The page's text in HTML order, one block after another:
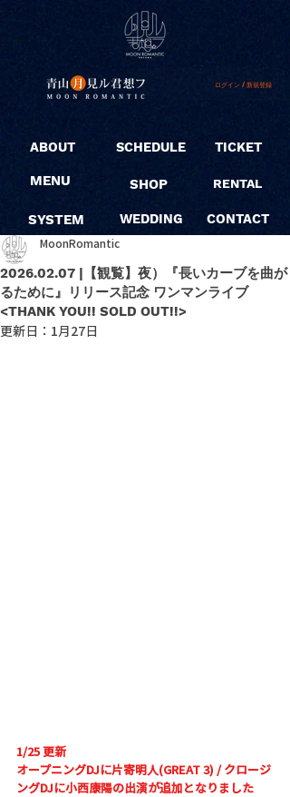
ログイン / 新規登録
ABOUT
MENU
SYSTEM
SCHEDULE
SHOP
WEDDING
TICKET
RENTAL
CONTACT
2026.02.07 |【観覧】夜）『長いカーブを曲が
るために』リリース記念 ワンマンライブ
<THANK YOU!! SOLD OUT!!>
MoonRomantic
更新日： 1月27日
1/25 更新
オープニングDJに片寄明人(GREAT 3) / クロージ
ングDJに小西康陽の出演が追加となりました